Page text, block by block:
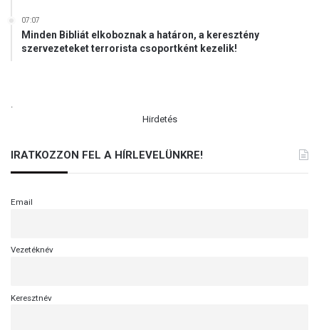
07:07
Minden Bibliát elkoboznak a határon, a keresztény
szervezeteket terrorista csoportként kezelik!
Hirdetés
IRATKOZZON FEL A HÍRLEVELÜNKRE!
Email
Vezetéknév
Keresztnév